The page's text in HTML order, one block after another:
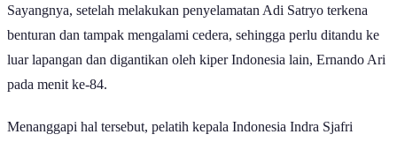
Sayangnya, setelah melakukan penyelamatan Adi Satryo terkena
benturan dan tampak mengalami cedera, sehingga perlu ditandu ke
luar lapangan dan digantikan oleh kiper Indonesia lain, Ernando Ari
pada menit ke-84.
Menanggapi hal tersebut, pelatih kepala Indonesia Indra Sjafri